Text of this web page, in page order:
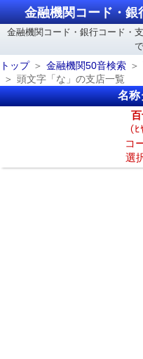
金融機関コード・
金融機関コード・銀行コード・
トップ
金融機関50音検索
頭文字「な」の支店一覧
名称
（
コ
選